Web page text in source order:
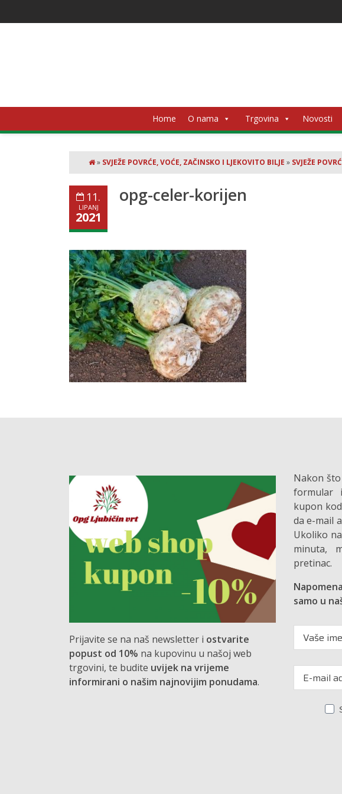
Home O nama Trgovina Novosti
» SVJEŽE POVRĆE, VOĆE, ZAČINSKO I LJEKOVITO BILJE » SVJEŽE
opg-celer-korijen
11.
LIPANJ
2021
Prijavite se na naš newsletter i ostvarite
popust od 10% na kupovinu u našoj web
trgovini, te budite uvijek na vrijeme
informirani o našim najnovijim ponudama.
Nakon
formular
kupon
da e-mail
Ukoliko
minuta,
pretinac.
samo u